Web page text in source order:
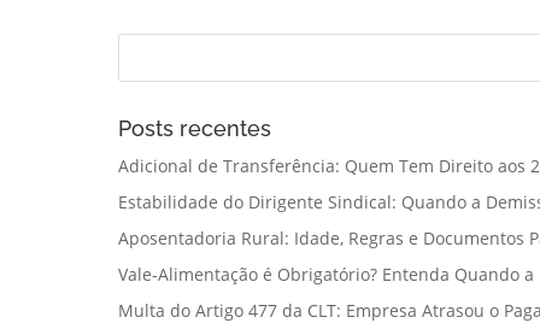
Posts recentes
Adicional de Transferência: Quem Tem Direito aos
Estabilidade do Dirigente Sindical: Quando a
Aposentadoria Rural: Idade, Regras e Documentos
Vale-Alimentação é Obrigatório? Entenda Quando
Multa do Artigo 477 da CLT: Empresa Atrasou o